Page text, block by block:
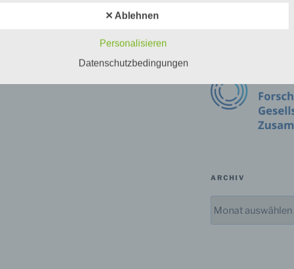
ARCHIV
oder identifizierbare natürliche Person (im Folgenden
angesehen, die direkt oder indirekt, insbesondere mittels
zu einer Kennung wie einem Namen, zu einer Kennnummer, zu
zu einer Online-Kennung oder zu einem oder mehreren
Merkmalen, die Ausdruck der physischen, physiologischen,
psychischen, wirtschaftlichen, kulturellen oder sozialen
✕ Ablehnen
Personalisieren
Datenschutzbedingungen